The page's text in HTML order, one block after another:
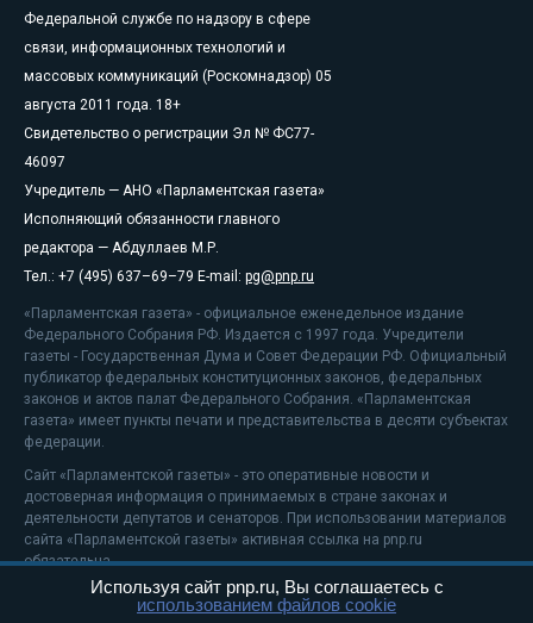
Федеральной службе по надзору в сфере
связи, информационных технологий и
массовых коммуникаций (Роскомнадзор) 05
августа 2011 года. 18+
Свидетельство о регистрации Эл № ФС77-
46097
Учредитель — АНО «Парламентская газета»
Исполняющий обязанности главного
редактора — Абдуллаев М.Р.
Тел.: +7 (495) 637–69–79 E-mail: pg@pnp.ru
«Парламентская газета» - официальное еженедельное издание
Федерального Собрания РФ. Издается с 1997 года. Учредители
газеты - Государственная Дума и Совет Федерации РФ. Официальный
публикатор федеральных конституционных законов, федеральных
законов и актов палат Федерального Собрания. «Парламентская
газета» имеет пункты печати и представительства в десяти субъектах
федерации.
Сайт «Парламентской газеты» - это оперативные новости и
достоверная информация о принимаемых в стране законах и
деятельности депутатов и сенаторов. При использовании материалов
сайта «Парламентской газеты» активная ссылка на pnp.ru
обязательна.
На информационном ресурсе применяютсярекомендательные
Используя сайт pnp.ru, Вы соглашаетесь с
использованием файлов cookie